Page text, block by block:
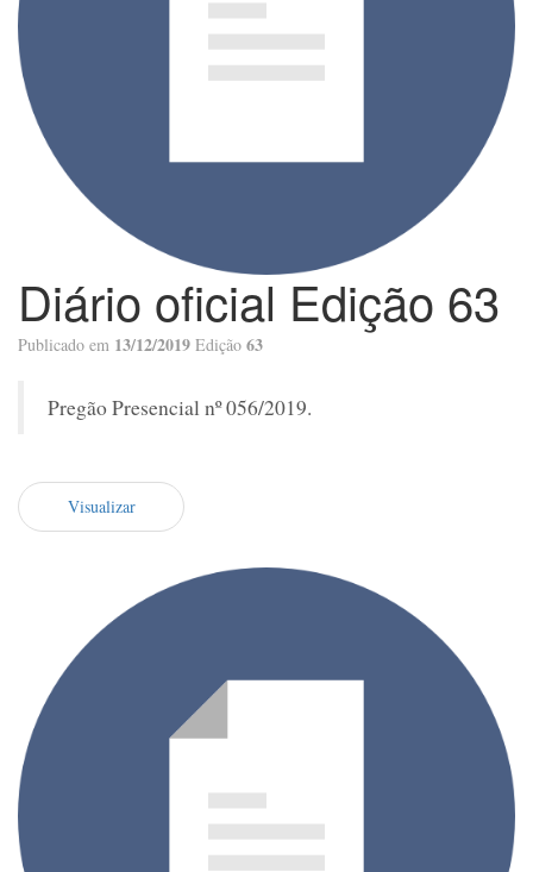
Diário oficial Edição 63
Publicado em 13/12/2019 Edição 63
Pregão Presencial nº 056/2019.
Visualizar